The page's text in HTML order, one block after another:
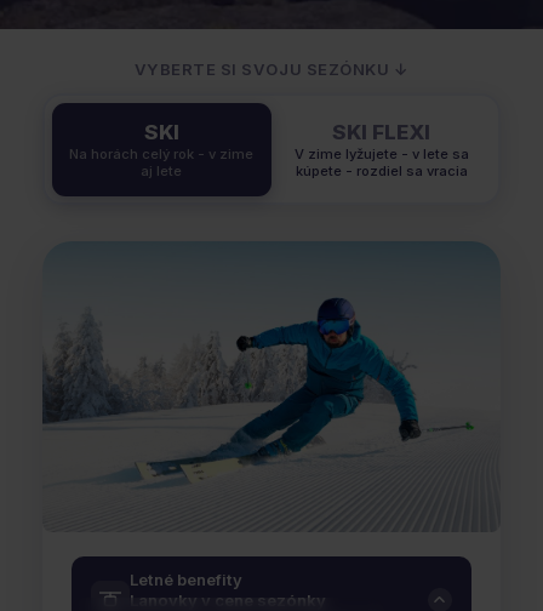
VYBERTE SI SVOJU SEZÓNKU ↓
SKI
Na horách celý rok - v zime
aj lete
SKI FLEXI
V zime lyžujete - v lete sa
kúpete - rozdiel sa vracia
Gopass SKI sezónka
Letné benefity
Lanovky v cene sezónky